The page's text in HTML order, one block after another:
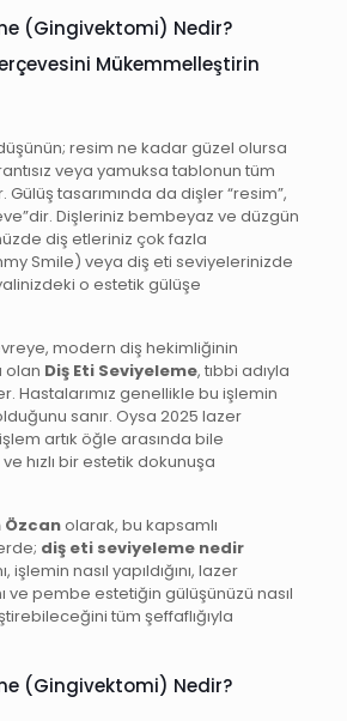
(Gingivektomi) Nedir?
Mükemmelleştirin
resim ne kadar güzel olursa
veya yamuksa tablonun tüm
tasarımında da dişler “resim”,
Dişleriniz bembeyaz ve düzgün
diş etleriniz çok fazla
Smile) veya diş eti seviyelerinizde
o estetik gülüşe
modern diş hekimliğinin
olan Diş Eti Seviyeleme, tıbbi adıyla
Hastalarımız genellikle bu işlemin
sanır. Oysa 2025 lazer
artık öğle arasında bile
hızlı bir estetik dokunuşa
Özcanolarak, bu kapsamlı
diş eti seviyeleme nedir
işlemin nasıl yapıldığını, lazer
ve pembe estetiğin gülüşünüzü nasıl
tüm şeffaflığıyla
(Gingivektomi) Nedir?